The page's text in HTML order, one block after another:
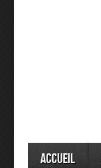
Accueil